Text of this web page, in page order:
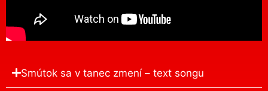
Smútok sa v tanec zmení – text songu